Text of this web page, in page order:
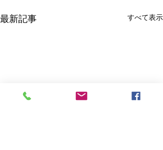
最新記事 すべて表示